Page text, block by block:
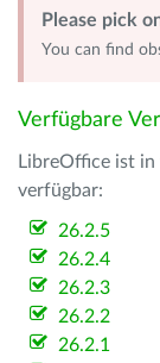
Please pick
You can find
Verfügbare
LibreOffice ist in
verfügbar:
26.2.5
26.2.4
26.2.3
26.2.2
26.2.1